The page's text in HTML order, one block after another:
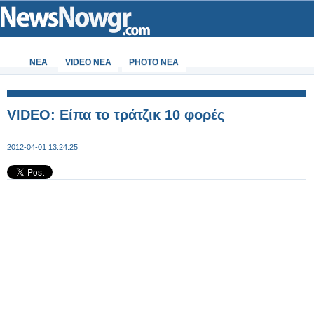
ΝΕΑ VIDEO NEA PHOTO NEA
VIDEO: Είπα το τράτζικ 10 φορές
2012-04-01 13:24:25